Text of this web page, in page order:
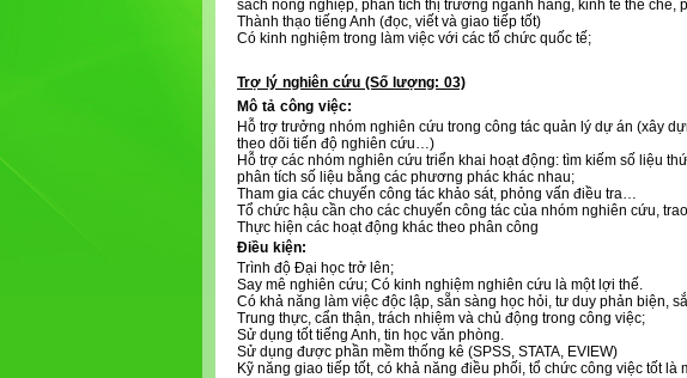
sách nông nghiệp, phân tích thị trường ngành hàng, kinh tế thể chế,
Thành thạo tiếng Anh (đọc, viết và giao tiếp tốt)
Có kinh nghiệm trong làm việc với các tổ chức quốc tế;
Trợ lý nghiên cứu (Số lượng: 03)
Mô tả công việc:
Hỗ trợ trưởng nhóm nghiên cứu trong công tác quản lý dự án (xây
theo dõi tiến độ nghiên cứu…)
Hỗ trợ các nhóm nghiên cứu triển khai hoạt động: tìm kiếm số liệu
phân tích số liệu bằng các phương phác khác nhau;
Tham gia các chuyến công tác khảo sát, phỏng vấn điều tra…
Tổ chức hậu cần cho các chuyến công tác của nhóm nghiên cứu,
Thực hiện các hoạt động khác theo phân công
Điều kiện:
Trình độ Đại học trở lên;
Say mê nghiên cứu; Có kinh nghiệm nghiên cứu là một lợi thế.
Có khả năng làm việc độc lập, sẵn sàng học hỏi, tư duy phản biện,
Trung thực, cẩn thận, trách nhiệm và chủ động trong công việc;
Sử dụng tốt tiếng Anh, tin học văn phòng.
Sử dụng được phần mềm thống kê (SPSS, STATA, EVIEW)
Kỹ năng giao tiếp tốt, có khả năng điều phối, tổ chức công việc tốt là